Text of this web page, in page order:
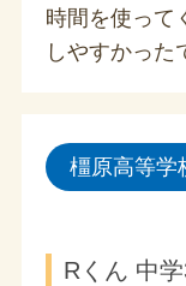
時間を使って
しやすかった
橿原高等学
Rくん 中